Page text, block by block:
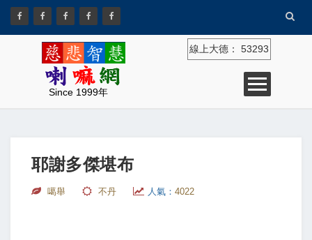
Since 1999年
線上大德： 53293
耶謝多傑堪布
噶舉 不丹 人氣： 4022